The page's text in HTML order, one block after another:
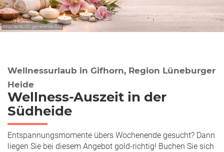
KI-unterstützt generiertes Bild
Wellnessurlaub in Gifhorn, Region Lüneburger
Heide
Wellness-Auszeit in der
Südheide
Entspannungsmomente übers Wochenende gesucht? Dann
liegen Sie bei diesem Angebot gold-richtig! Buchen Sie sich